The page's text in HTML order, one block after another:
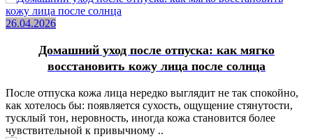
26.04.2026
Домашний уход после отпуска: как мягко
восстановить кожу лица после солнца
После отпуска кожа лица нередко выглядит не так спокойно,
как хотелось бы: появляется сухость, ощущение стянутости,
тусклый тон, неровность, иногда кожа становится более
чувствительной к привычному ..